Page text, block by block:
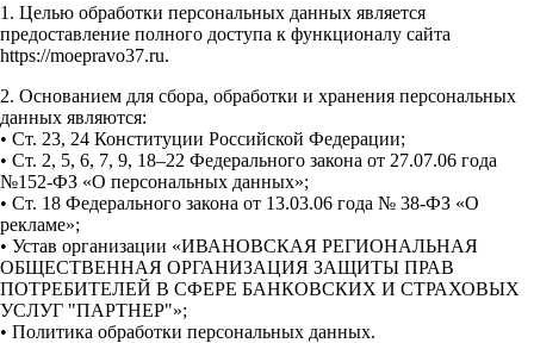
1. Целью обработки персональных данных является
предоставление полного доступа к функционалу сайта
https://moepravo37.ru.
2. Основанием для сбора, обработки и хранения персональных
данных являются:
• Ст. 23, 24 Конституции Российской Федерации;
• Ст. 2, 5, 6, 7, 9, 18–22 Федерального закона от 27.07.06 года
№152-ФЗ «О персональных данных»;
• Ст. 18 Федерального закона от 13.03.06 года № 38-ФЗ «О
рекламе»;
• Устав организации «ИВАНОВСКАЯ РЕГИОНАЛЬНАЯ
ОБЩЕСТВЕННАЯ ОРГАНИЗАЦИЯ ЗАЩИТЫ ПРАВ
ПОТРЕБИТЕЛЕЙ В СФЕРЕ БАНКОВСКИХ И СТРАХОВЫХ
УСЛУГ "ПАРТНЕР"»;
• Политика обработки персональных данных.